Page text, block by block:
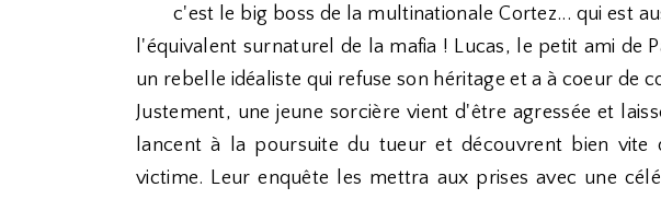
c'est le big boss de la multinationale Cortez... qui est
l'équivalent surnaturel de la mafia ! Lucas, le petit ami de
un rebelle idéaliste qui refuse son héritage et a à coeur de
Justement, une jeune sorcière vient d'être agressée et
lancent à la poursuite du tueur et découvrent bien vite
victime. Leur enquête les mettra aux prises avec une